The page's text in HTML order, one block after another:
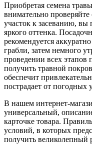
Приобретая семена
внимательно
участок к засеванию, вы
яркого оттенка.
рекомендуется
грабли, затем немного
проведении всех
получить травной
обеспечит
пострадает от погодных
В нашем интернет-
универсальный,
карточке товара.
условий, в которых
получить великолепный